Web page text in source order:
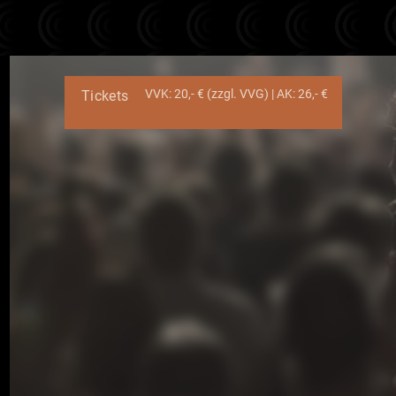
Tickets VVK: 20,- € (zzgl. VVG) | AK: 26,- €